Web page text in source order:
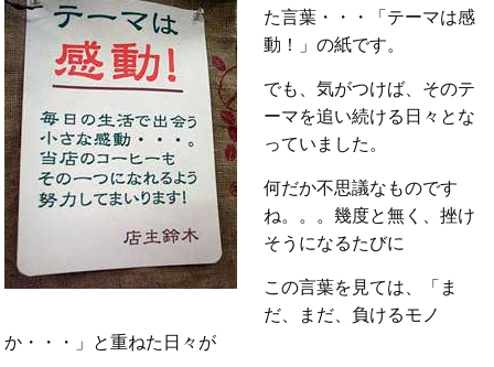
た言葉・・・「テーマは感
動！」の紙です。
でも、気がつけば、そのテ
ーマを追い続ける日々とな
っていました。
何だか不思議なものです
ね。。。幾度と無く、挫け
そうになるたびに
この言葉を見ては、「ま
だ、まだ、負けるモノ
か・・・」と重ねた日々が